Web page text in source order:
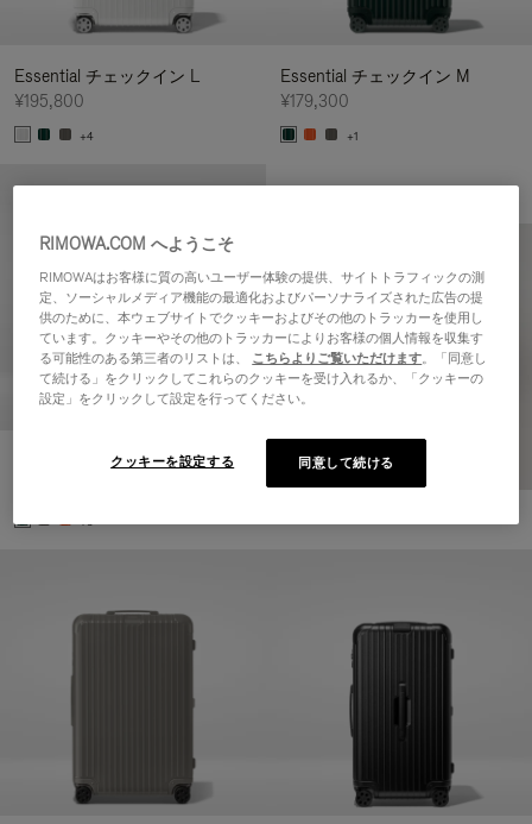
Essential チェックイン L
¥195,800
+4
Essential チェックイン M
¥179,300
+1
Essential キャビン
+5
RIMOWA.COM へようこそ
RIMOWAはお客様に質の高いユーザー体験の提供、サイトトラフィックの測
定、ソーシャルメディア機能の最適化およびパーソナライズされた広告の提
供のために、本ウェブサイトでクッキーおよびその他のトラッカーを使用し
ています。クッキーやその他のトラッカーによりお客様の個人情報を収集す
る可能性のある第三者のリストは、 こちらよりご覧いただけます。「同意し
て続ける」をクリックしてこれらのクッキーを受け入れるか、「クッキーの
設定」をクリックして設定を行ってください。
クッキーを設定する 同意して続ける